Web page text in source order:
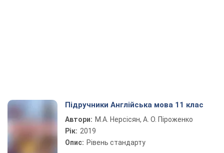
Підручники Англійська мова 11 клас
Автори: М.А. Нерсісян, А. О. Піроженко
Рік: 2019
Опис: Рівень стандарту